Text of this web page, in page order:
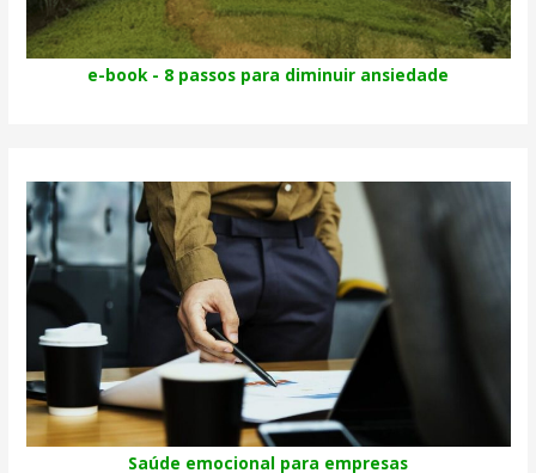
e-book - 8 passos para diminuir ansiedade
Saúde emocional para empresas